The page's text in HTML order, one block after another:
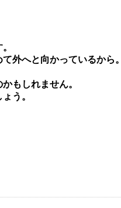
外へと向かっているから。
もしれません。
う。